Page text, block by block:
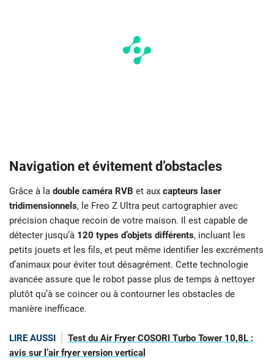
Navigation et évitement d’obstacles
Grâce à la double caméra RVB et aux capteurs laser
tridimensionnels, le Freo Z Ultra peut cartographier avec
précision chaque recoin de votre maison. Il est capable de
détecter jusqu’à 120 types d’objets différents, incluant les
petits jouets et les fils, et peut même identifier les excréments
d’animaux pour éviter tout désagrément. Cette technologie
avancée assure que le robot passe plus de temps à nettoyer
plutôt qu’à se coincer ou à contourner les obstacles de
manière inefficace.
LIRE AUSSI
Test du Air Fryer COSORI Turbo Tower 10,8L :
avis sur l’air fryer version vertical